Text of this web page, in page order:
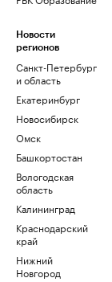
Новости
регионов
Санкт-Петербург
и область
Екатеринбург
Новосибирск
Омск
Башкортостан
Вологодская
область
Калининград
Краснодарский
край
Нижний
Новгород